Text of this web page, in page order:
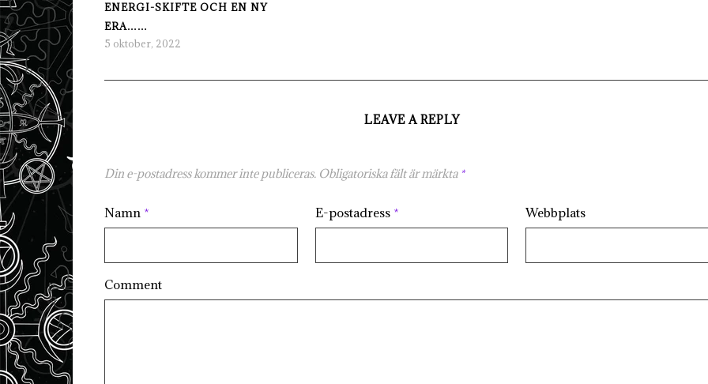
ENERGI-SKIFTE OCH EN NY
ERA……
5 oktober, 2022
LEAVE A REPLY
Din e-postadress kommer inte publiceras. Obligatoriska fält är märkta *
Namn * E-postadress * Webbplats
Comment